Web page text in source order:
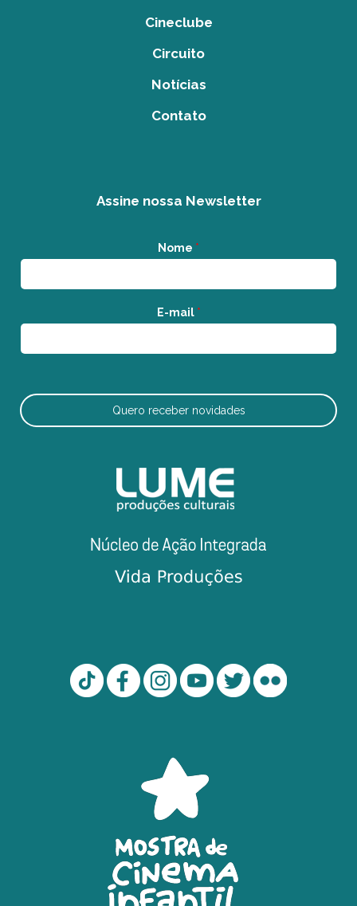
Cineclube
Circuito
Notícias
Contato
Assine nossa Newsletter
Nome *
E-mail *
Quero receber novidades